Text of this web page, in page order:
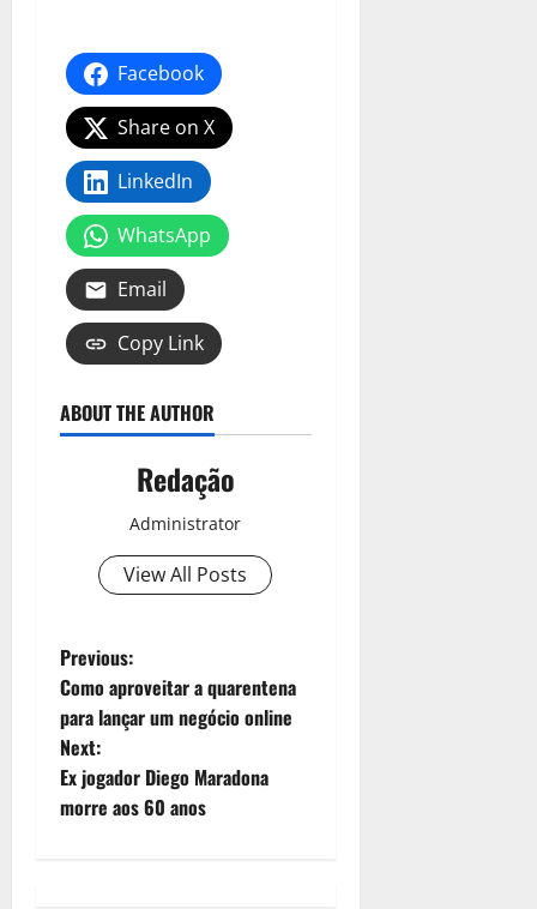
Facebook
Share on X
LinkedIn
WhatsApp
Email
Copy Link
ABOUT THE AUTHOR
Redação
Administrator
View All Posts
Previous:
Como aproveitar a quarentena
para lançar um negócio online
Next:
Ex jogador Diego Maradona
morre aos 60 anos